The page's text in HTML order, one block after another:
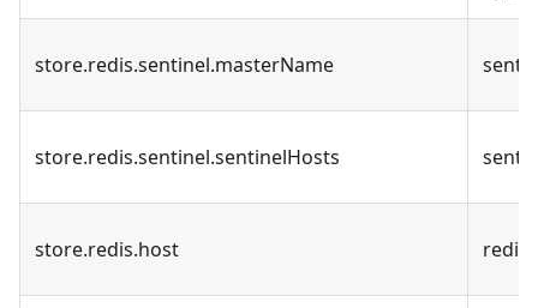
store.redis.sentinel.masterName
store.redis.sentinel.sentinelHosts
store.redis.host redis